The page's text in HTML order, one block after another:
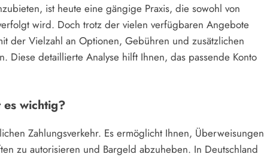
ist heute eine gängige Praxis, die sowohl von
wird. Doch trotz der vielen verfügbaren Angebote
der Vielzahl an Optionen, Gebühren und zusätzlichen
Diese detaillierte Analyse hilft Ihnen, das passende Konto
es wichtig?
Zahlungsverkehr. Es ermöglicht Ihnen, Überweisungen
zu autorisieren und Bargeld abzuheben. In Deutschland